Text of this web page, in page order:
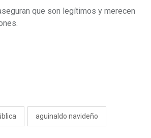
que son legítimos y merecen
aguinaldo navideño